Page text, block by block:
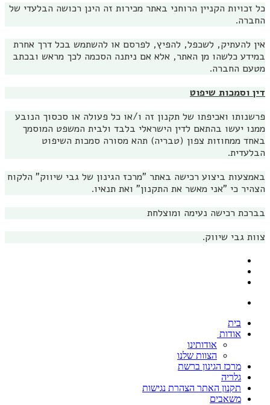
כל זכויות הקניין הרוחני באתר מכירות זה הינן רכושה הבלעדי של
החברה.
אין להעתיק, לשכפל, להפיץ, לפרסם או להשתמש בכל דרך אחרת
במידע כלשהו מן האתר, אלא אם ניתנה הסכמה לכך מראש ובכתב
מטעם החברה.
דין וסמכות שיפוט
פרשנותו ואכיפתו של תקנון זה ו/או כל פעולה או סכסוך הנובע
ממנו יעשו בהתאם לדין הישראלי בלבד ולבית המשפט המוסמך
באחד ממחוזות צפון (טבריה) תהא מסורה סמכות השיפוט
הבלעדית.
באמצעות ביצוע רכישה באתר "מרכז הגינון של גבי שיווק" הלקוח
הצהיר כי "אני מאשר את התקנון" ואת תנאיו.
בברכת רכישה נעימה ומוצלחת
צוות גבי שיווק.
בית
אודות
אודותינו
הצוות שלנו
מרכז הגינון ברשת
גלריה
תקנון האתר הצהרת נגישות
משאבים